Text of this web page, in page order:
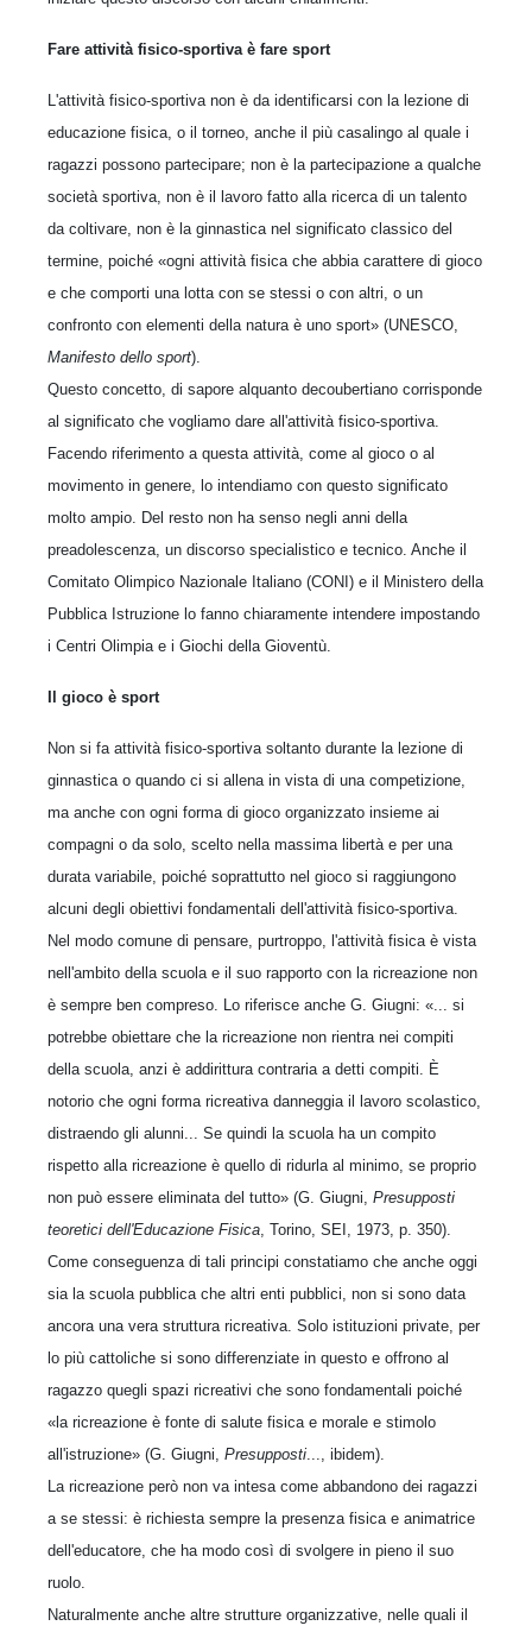
Fare attività fisico-sportiva è fare sport
L'attività fisico-sportiva non è da identificarsi con la lezione di
educazione fisica, o il torneo, anche il più casalingo al quale i
ragazzi possono partecipare; non è la partecipazione a qualche
società sportiva, non è il lavoro fatto alla ricerca di un talento
da coltivare, non è la ginnastica nel significato classico del
termine, poiché «ogni attività fisica che abbia carattere di gioco
e che comporti una lotta con se stessi o con altri, o un
confronto con elementi della natura è uno sport» (UNESCO,
Manifesto dello sport).
Questo concetto, di sapore alquanto decoubertiano corrisponde
al significato che vogliamo dare all'attività fisico-sportiva.
Facendo riferimento a questa attività, come al gioco o al
movimento in genere, lo intendiamo con questo significato
molto ampio. Del resto non ha senso negli anni della
preadolescenza, un discorso specialistico e tecnico. Anche il
Comitato Olimpico Nazionale Italiano (CONI) e il Ministero della
Pubblica Istruzione lo fanno chiaramente intendere impostando
i Centri Olimpia e i Giochi della Gioventù.
Il gioco è sport
Non si fa attività fisico-sportiva soltanto durante la lezione di
ginnastica o quando ci si allena in vista di una competizione,
ma anche con ogni forma di gioco organizzato insieme ai
compagni o da solo, scelto nella massima libertà e per una
durata variabile, poiché soprattutto nel gioco si raggiungono
alcuni degli obiettivi fondamentali dell'attività fisico-sportiva.
Nel modo comune di pensare, purtroppo, l'attività fisica è vista
nell'ambito della scuola e il suo rapporto con la ricreazione non
è sempre ben compreso. Lo riferisce anche G. Giugni: «... si
potrebbe obiettare che la ricreazione non rientra nei compiti
della scuola, anzi è addirittura contraria a detti compiti. È
notorio che ogni forma ricreativa danneggia il lavoro scolastico,
distraendo gli alunni... Se quindi la scuola ha un compito
rispetto alla ricreazione è quello di ridurla al minimo, se proprio
non può essere eliminata del tutto» (G. Giugni, Presupposti
teoretici dell'Educazione Fisica , Torino, SEI, 1973, p. 350).
Come conseguenza di tali principi constatiamo che anche oggi
sia la scuola pubblica che altri enti pubblici, non si sono data
ancora una vera struttura ricreativa. Solo istituzioni private, per
lo più cattoliche si sono differenziate in questo e offrono al
ragazzo quegli spazi ricreativi che sono fondamentali poiché
«la ricreazione è fonte di salute fisica e morale e stimolo
all'istruzione» (G. Giugni, Presupposti ..., ibidem).
La ricreazione però non va intesa come abbandono dei ragazzi
a se stessi: è richiesta sempre la presenza fisica e animatrice
dell'educatore, che ha modo così di svolgere in pieno il suo
ruolo.
Naturalmente anche altre strutture organizzative, nelle quali il